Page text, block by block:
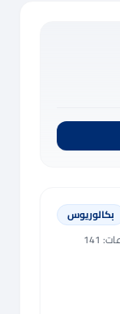
بكالوريوس
141